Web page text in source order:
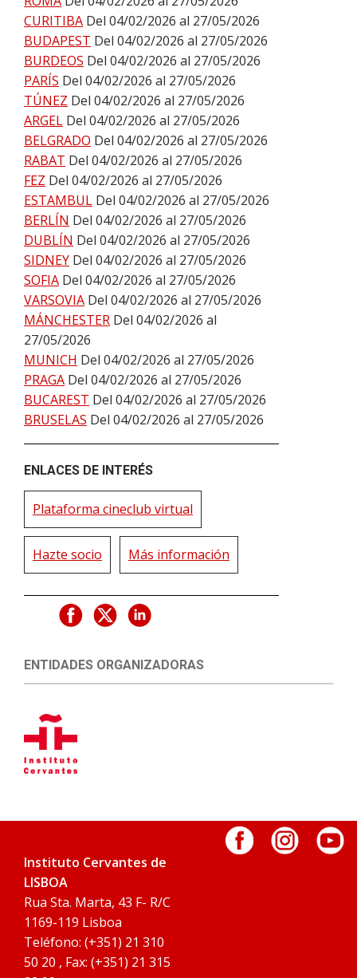
CURITIBA Del 04/02/2026 al 27/05/2026
BUDAPEST Del 04/02/2026 al 27/05/2026
BURDEOS Del 04/02/2026 al 27/05/2026
PARÍS Del 04/02/2026 al 27/05/2026
TÚNEZ Del 04/02/2026 al 27/05/2026
ARGEL Del 04/02/2026 al 27/05/2026
BELGRADO Del 04/02/2026 al 27/05/2026
RABAT Del 04/02/2026 al 27/05/2026
FEZ Del 04/02/2026 al 27/05/2026
ESTAMBUL Del 04/02/2026 al 27/05/2026
BERLÍN Del 04/02/2026 al 27/05/2026
DUBLÍN Del 04/02/2026 al 27/05/2026
SIDNEY Del 04/02/2026 al 27/05/2026
SOFIA Del 04/02/2026 al 27/05/2026
VARSOVIA Del 04/02/2026 al 27/05/2026
MÁNCHESTER Del 04/02/2026 al
27/05/2026
MUNICH Del 04/02/2026 al 27/05/2026
PRAGA Del 04/02/2026 al 27/05/2026
BUCAREST Del 04/02/2026 al 27/05/2026
BRUSELAS Del 04/02/2026 al 27/05/2026
ENLACES DE INTERÉS
Plataforma cineclub virtual
Hazte socio Más información
ENTIDADES ORGANIZADORAS
Instituto Cervantes de
LISBOA
Rua Sta. Marta, 43 F- R/C
1169-119 Lisboa
Teléfono: (+351) 21 310
50 20 , Fax: (+351) 21 315